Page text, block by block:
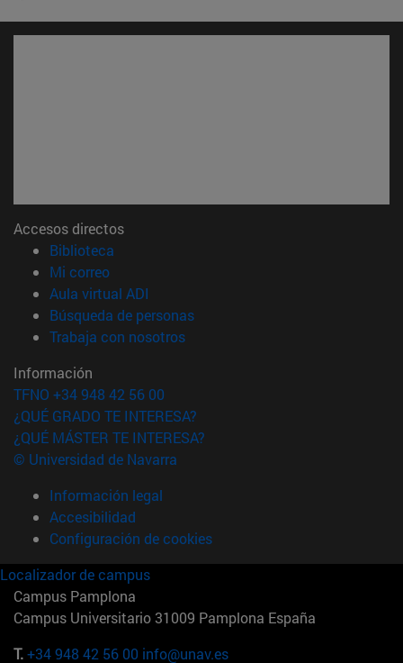
Accesos directos
Biblioteca
Mi correo(abre en nueva ventana)
Aula virtual ADI
Búsqueda de personas(abre en nueva ventana)
Trabaja con nosotros(abre en nueva ventana)
Información
TFNO +34 948 42 56 00
¿QUÉ GRADO TE INTERESA?
¿QUÉ MÁSTER TE INTERESA?
© Universidad de Navarra
Información legal
Accesibilidad
Configuración de cookies
Localizador de campus
Campus Pamplona
Campus Universitario 31009 Pamplona España
T.+34 948 42 56 00 info@unav.es